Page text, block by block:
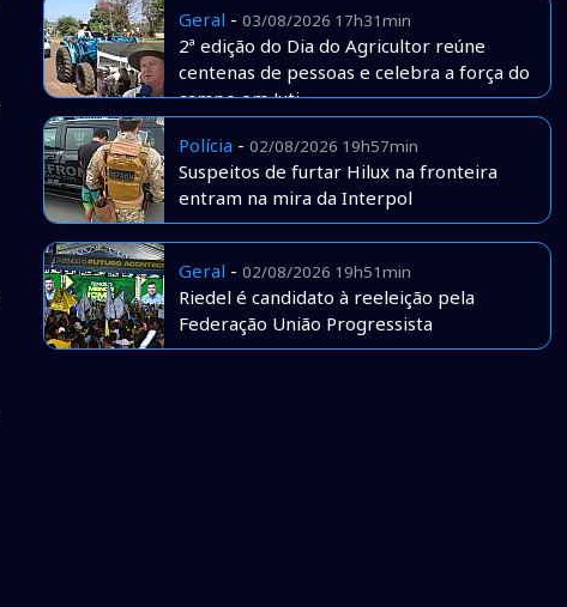
Geral - 03/08/2026 17h31min
2ª edição do Dia do Agricultor reúne
centenas de pessoas e celebra a força do
campo em Juti
Polícia - 02/08/2026 19h57min
Suspeitos de furtar Hilux na fronteira
entram na mira da Interpol
Geral - 02/08/2026 19h51min
Riedel é candidato à reeleição pela
Federação União Progressista